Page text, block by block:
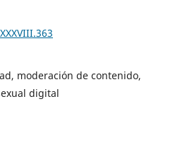
moderación de contenido,
digital